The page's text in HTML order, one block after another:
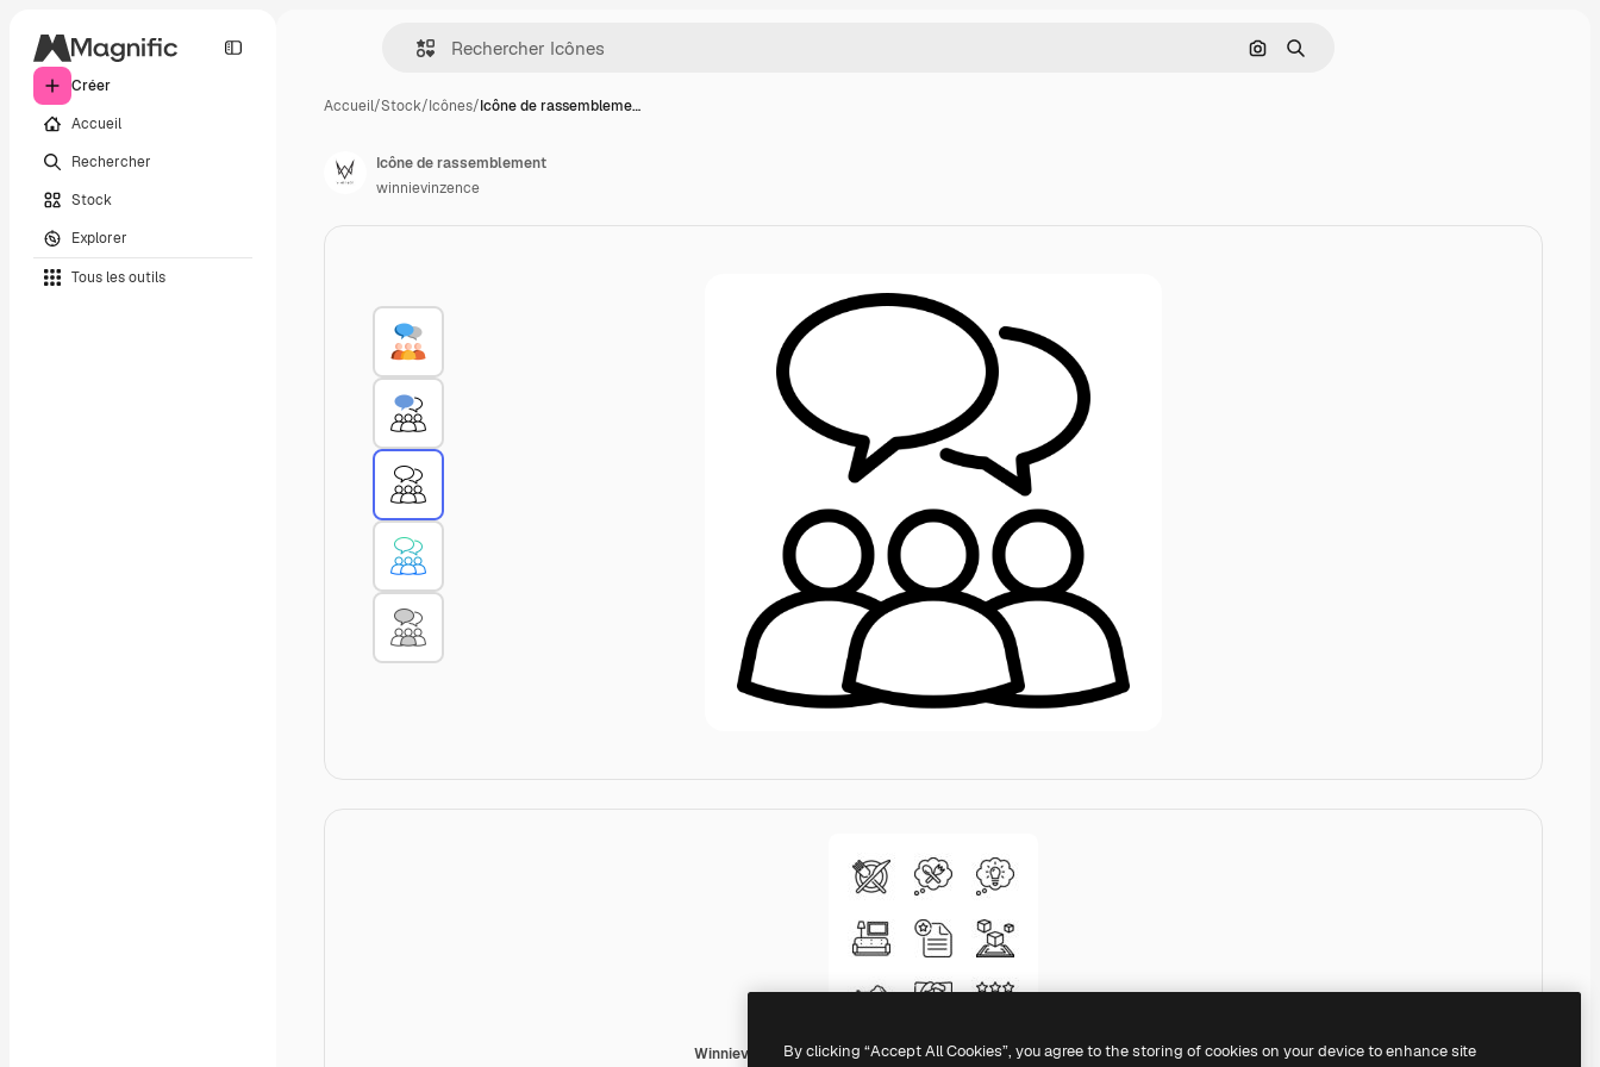
Créer
Accueil
Rechercher
Stock
Explorer
Tous les outils
Rechercher par image
Rechercher
Accueil/Stock/Icônes/Icône de rassembleme…
Winnievizence Outline
Icône de rassemblement
winnievinzence
By clicking “Accept All Cookies”, you agree to the storing of cookies on your device to enhance site